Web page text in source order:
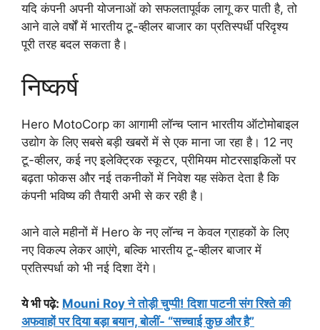
यदि कंपनी अपनी योजनाओं को सफलतापूर्वक लागू कर पाती है, तो
आने वाले वर्षों में भारतीय टू-व्हीलर बाजार का प्रतिस्पर्धी परिदृश्य
पूरी तरह बदल सकता है।
निष्कर्ष
Hero MotoCorp का आगामी लॉन्च प्लान भारतीय ऑटोमोबाइल
उद्योग के लिए सबसे बड़ी खबरों में से एक माना जा रहा है। 12 नए
टू-व्हीलर, कई नए इलेक्ट्रिक स्कूटर, प्रीमियम मोटरसाइकिलों पर
बढ़ता फोकस और नई तकनीकों में निवेश यह संकेत देता है कि
कंपनी भविष्य की तैयारी अभी से कर रही है।
आने वाले महीनों में Hero के नए लॉन्च न केवल ग्राहकों के लिए
नए विकल्प लेकर आएंगे, बल्कि भारतीय टू-व्हीलर बाजार में
प्रतिस्पर्धा को भी नई दिशा देंगे।
ये भी पढ़े: Mouni Roy ने तोड़ी चुप्पी! दिशा पाटनी संग रिश्ते की
अफवाहों पर दिया बड़ा बयान, बोलीं- “सच्चाई कुछ और है”